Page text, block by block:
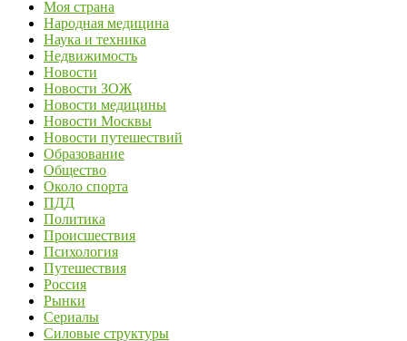
Моя страна
Народная медицина
Наука и техника
Недвижимость
Новости
Новости ЗОЖ
Новости медицины
Новости Москвы
Новости путешествий
Образование
Общество
Около спорта
ПДД
Политика
Происшествия
Психология
Путешествия
Россия
Рынки
Сериалы
Силовые структуры